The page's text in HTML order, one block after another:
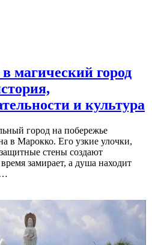
магический город
и культура
город на побережье
в Марокко. Его узкие улочки,
стены создают
замирает, а душа находит